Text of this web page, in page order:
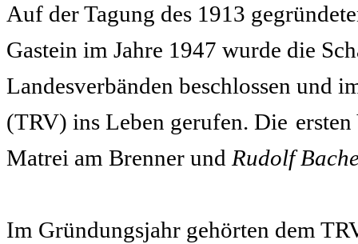
Auf der Tagung des 1913
Gastein im Jahre 1947 wurde die
Landesverbänden beschlossen und
(TRV) ins Leben gerufen. Die
Matrei am Brenner und Rudolf
Im Gründungsjahr gehörten dem